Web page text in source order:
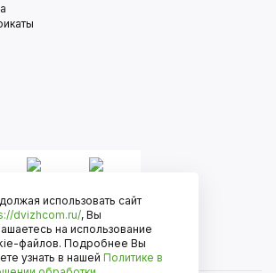
использовать сайт
dvizhcom.ru/, Вы
на использование
файлов. Подробнее Вы
узнать в нашей Политике в